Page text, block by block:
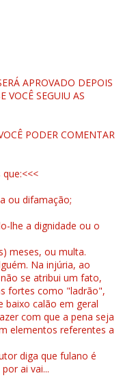
APROVADO DEPOIS
VOCÊ SEGUIU AS
PODER COMENTAR
ou difamação;
lhe a dignidade ou o
meses, ou multa.
Na injúria, ao
se atribui um fato,
fortes como "ladrão",
baixo calão em geral
com que a pena seja
elementos referentes a
diga que fulano é
ai vai...